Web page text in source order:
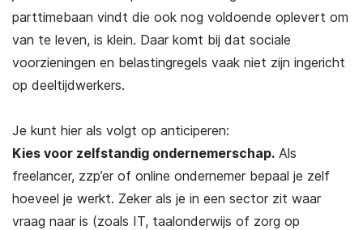
parttimebaan vindt die ook nog voldoende oplevert om
van te leven, is klein. Daar komt bij dat sociale
voorzieningen en belastingregels vaak niet zijn ingericht
op deeltijdwerkers.
Je kunt hier als volgt op anticiperen:
Kies voor zelfstandig ondernemerschap. Als
freelancer, zzp’er of online ondernemer bepaal je zelf
hoeveel je werkt. Zeker als je in een sector zit waar
vraag naar is (zoals IT, taalonderwijs of zorg op